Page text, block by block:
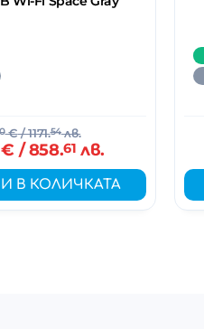
€/ 1171.54лв.
/ 858.61 лв.
В КОЛИЧКАТА